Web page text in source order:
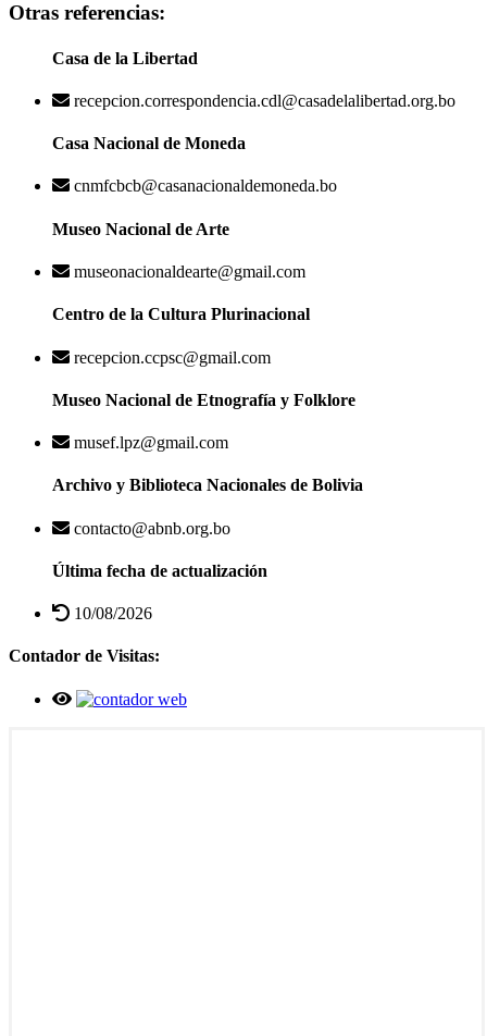
Otras referencias:
Casa de la Libertad
recepcion.correspondencia.cdl@casadelalibertad.org.bo
Casa Nacional de Moneda
cnmfcbcb@casanacionaldemoneda.bo
Museo Nacional de Arte
museonacionaldearte@gmail.com
Centro de la Cultura Plurinacional
recepcion.ccpsc@gmail.com
Museo Nacional de Etnografía y Folklore
musef.lpz@gmail.com
Archivo y Biblioteca Nacionales de Bolivia
contacto@abnb.org.bo
Última fecha de actualización
10/08/2026
Contador de Visitas: